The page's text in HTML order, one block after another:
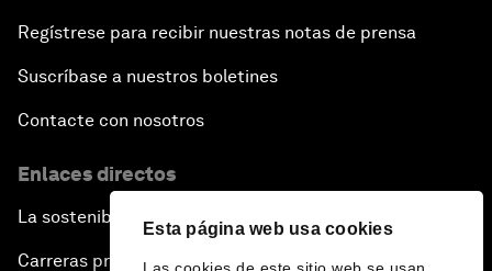
Esta página web usa cookies
Regístrese para recibir nuestras notas de prensa
Suscríbase a nuestros boletines
Contacte con nosotros
Enlaces directos
La sostenibilidad en el Foro
Carreras profesionales